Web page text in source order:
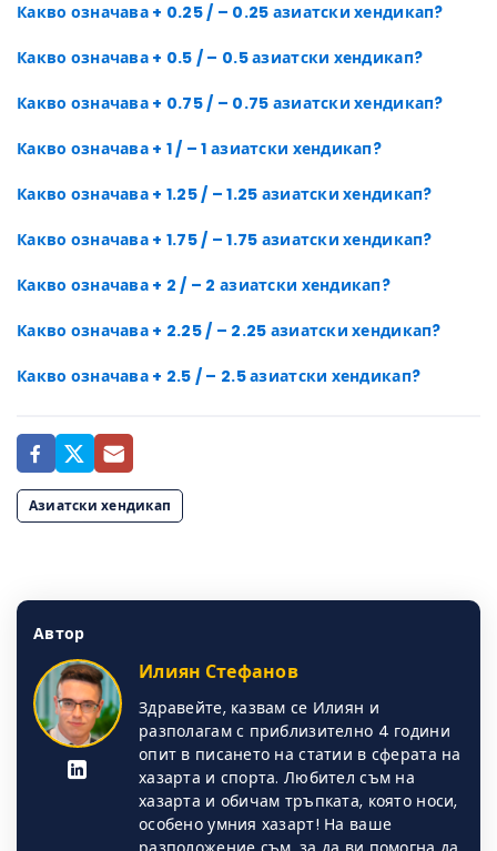
Какво означава + 0.25 / – 0.25 азиатски хендикап?
Какво означава + 0.5 / – 0.5 азиатски хендикап?
Какво означава + 0.75 / – 0.75 азиатски хендикап?
Какво означава + 1 / – 1 азиатски хендикап?
Какво означава + 1.25 / – 1.25 азиатски хендикап?
Какво означава + 1.75 / – 1.75 азиатски хендикап?
Какво означава + 2 / – 2 азиатски хендикап?
Какво означава + 2.25 / – 2.25 азиатски хендикап?
Какво означава + 2.5 / – 2.5 азиатски хендикап?
Азиатски хендикап
Автор
Илиян Стефанов
Здравейте, казвам се Илиян и
разполагам с приблизително 4 години
опит в писането на статии в сферата на
хазарта и спорта. Любител съм на
хазарта и обичам тръпката, която носи,
особено умния хазарт! На ваше